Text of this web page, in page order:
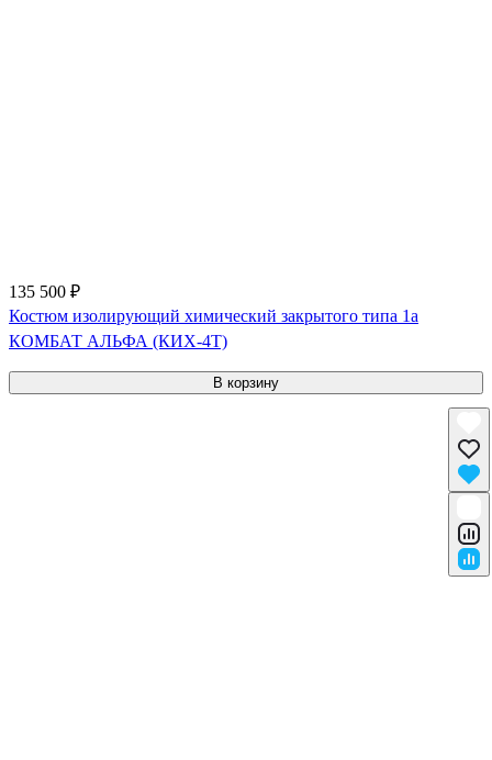
135 500 ₽
Костюм изолирующий химический закрытого типа 1a
КОМБАТ АЛЬФА (КИХ-4Т)
В корзину